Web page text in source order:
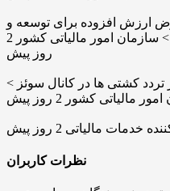
ارزش افزوده برای توسعه و
2
روز پیش
از تردد کشتی ها در کانال سوئز >
مالیاتی کشور 2 روز پیش
خدمات مالیاتی 2 روز پیش
نظرات کاربران